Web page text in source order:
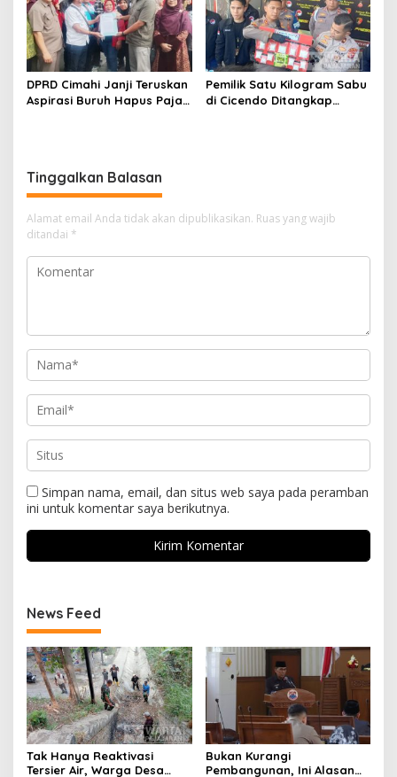
DPRD Cimahi Janji Teruskan
Aspirasi Buruh Hapus Pajak
Pemilik Satu Kilogram Sabu
di Cicendo Ditangkap
Tinggalkan Balasan
Alamat email Anda tidak akan dipublikasikan. Ruas yang wajib
ditandai *
Simpan nama, email, dan situs web saya pada peramban
ini untuk komentar saya berikutnya.
News Feed
Tak Hanya Reaktivasi
Tersier Air, Warga Desa
Bukan Kurangi
Pembangunan, Ini Alasan